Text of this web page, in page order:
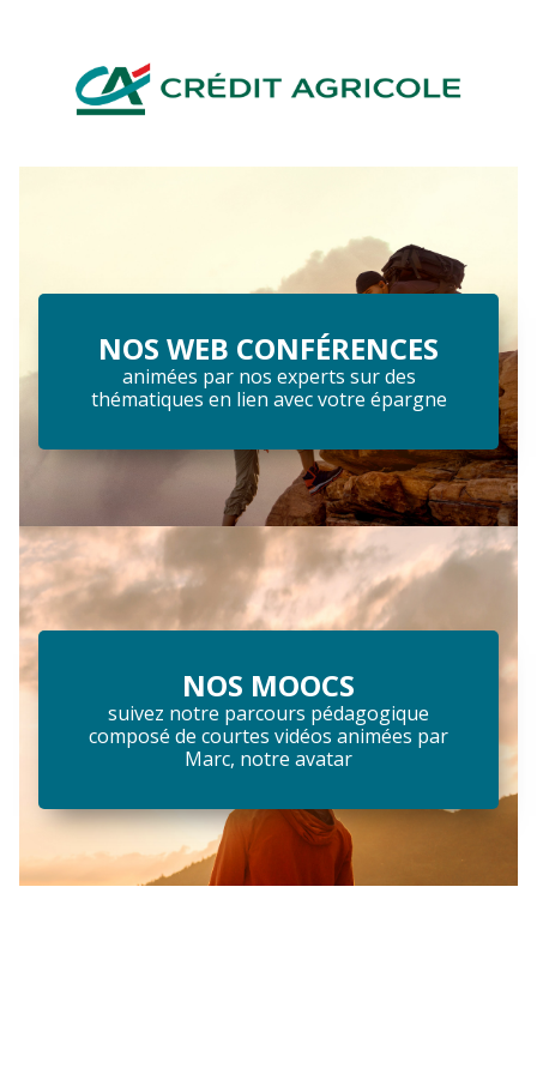
NOS WEB CONFÉRENCES
animées par nos experts sur des
thématiques en lien avec votre épargne
NOS MOOCS
suivez notre parcours pédagogique
composé de courtes vidéos animées par
Marc, notre avatar